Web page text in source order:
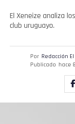
El Xeneize analiza
club uruguayo.
Por Redacción
Publicado hace